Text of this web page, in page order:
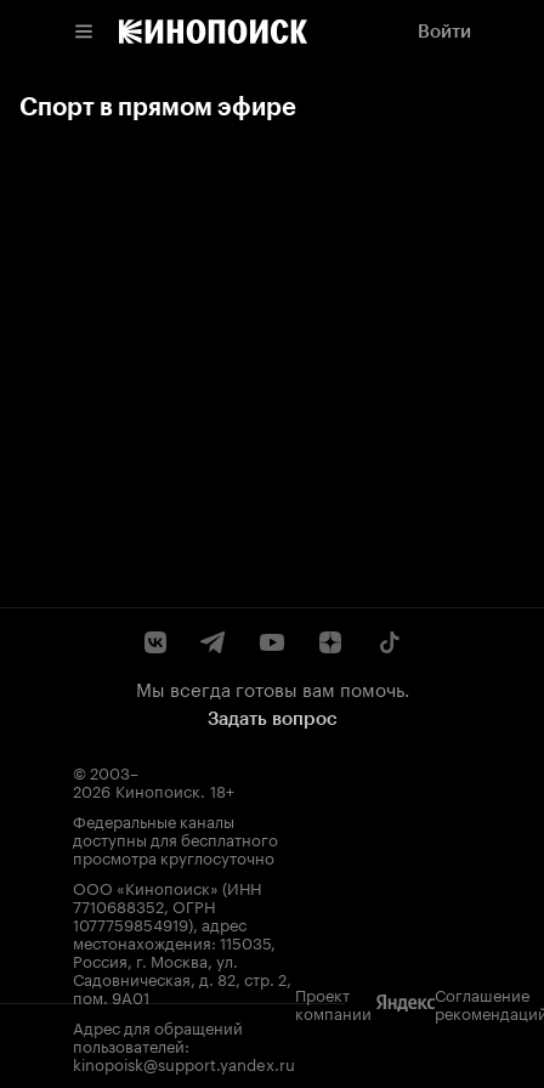
Войти
Спорт в прямом эфире
Мы всегда готовы вам помочь.
Задать вопрос
© 2003–
2026 Кинопоиск. 18+
Федеральные каналы
доступны для бесплатного
просмотра круглосуточно
ООО «Кинопоиск» (ИНН
7710688352, ОГРН
1077759854919), адрес
местонахождения: 115035,
Россия, г. Москва, ул.
Садовническая, д. 82, стр. 2,
пом. 9А01
Адрес для обращений
пользователей:
kinopoisk@support.yandex.ru
Проект
компании
Соглашение